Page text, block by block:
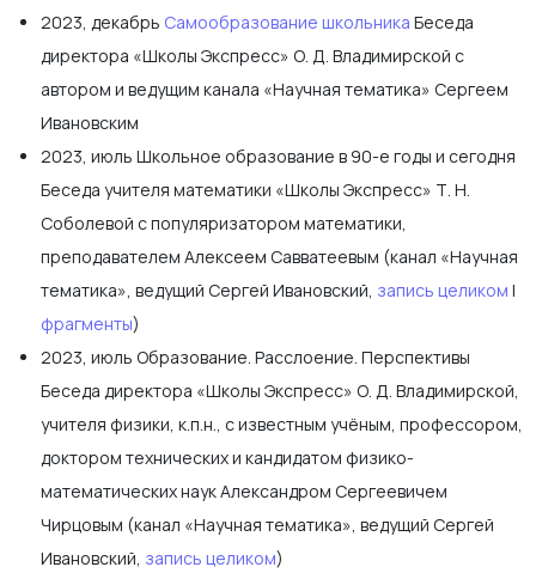
2023, декабрь Самообразование школьника Беседа
директора «Школы Экспресс» О. Д. Владимирской с
автором и ведущим канала «Научная тематика» Сергеем
Ивановским
2023, июль Школьное образование в 90-е годы и сегодня
Беседа учителя математики «Школы Экспресс» Т. Н.
Соболевой с популяризатором математики,
преподавателем Алексеем Савватеевым (канал «Научная
тематика», ведущий Сергей Ивановский, запись целиком |
фрагменты)
2023, июль Образование. Расслоение. Перспективы
Беседа директора «Школы Экспресс» О. Д. Владимирской,
учителя физики, к.п.н., с известным учёным, профессором,
доктором технических и кандидатом физико-
математических наук Александром Сергеевичем
Чирцовым (канал «Научная тематика», ведущий Сергей
Ивановский, запись целиком)